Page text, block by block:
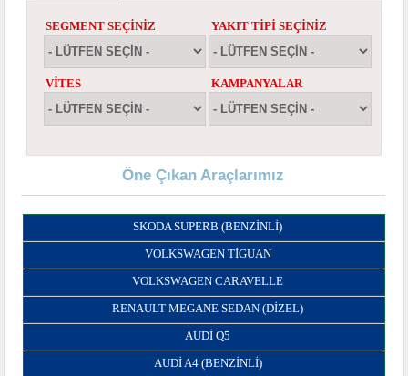
SEGMENT SEÇINIZ YAKIT TIPI SEÇINIZ
VITES KAMPANYALAR
Öne Çıkan Araçlarımız
SKODA SUPERB (BENZINLI)
VOLKSWAGEN TIGUAN
VOLKSWAGEN CARAVELLE
RENAULT MEGANE SEDAN (DIZEL)
AUDI Q5
AUDI A4 (BENZINLI)